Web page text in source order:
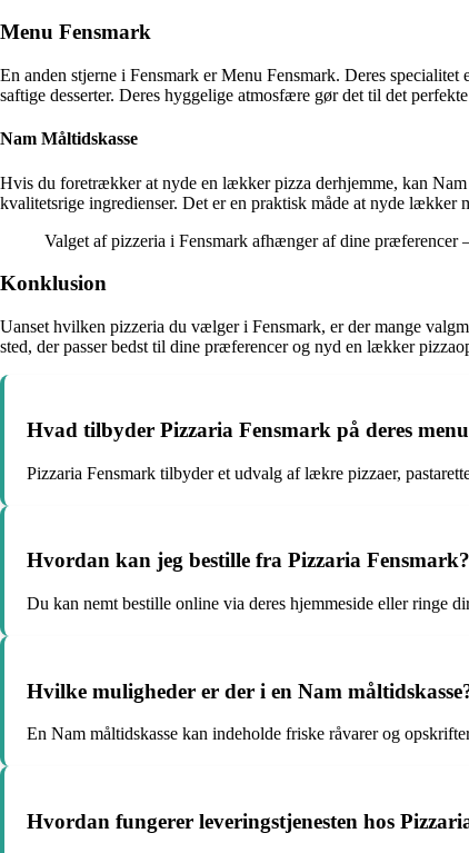
Menu Fensmark
En anden stjerne i Fensmark er Menu Fensmark. Deres
saftige desserter. Deres hyggelige atmosfære gør det til det
Nam Måltidskasse
Hvis du foretrækker at nyde en lækker pizza derhjemme, kan
kvalitetsrige ingredienser. Det er en praktisk måde at nyde lækker
Valget af pizzeria i Fensmark afhænger af dine præferencer
Konklusion
Uanset hvilken pizzeria du vælger i Fensmark, er der mange
sted, der passer bedst til dine præferencer og nyd en lækker
Hvad tilbyder Pizzaria Fensmark på deres
Pizzaria Fensmark tilbyder et udvalg af lækre pizzaer,
Hvordan kan jeg bestille fra Pizzaria Fensmark?
Du kan nemt bestille online via deres hjemmeside eller ringe
Hvilke muligheder er der i en Nam
En Nam måltidskasse kan indeholde friske råvarer og
Hvordan fungerer leveringstjenesten hos